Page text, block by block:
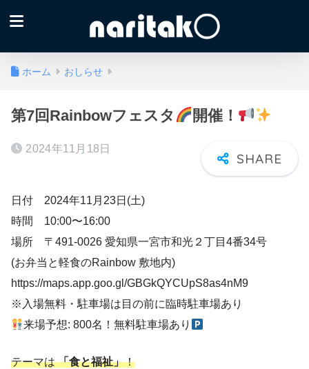
ホーム おしらせ
第7回Rainbowフェスタ 開催！
2024年11月18日
日付 2024年11月23日(土)
時間 10:00〜16:00
場所 〒491-0026 愛知県一宮市和光２丁目4番34号
(お弁当と軽食のRainbow 敷地内)
https://maps.app.goo.gl/GBGkQYCUpS8as4nM9
※入場無料・駐車場は目の前に臨時駐車場あり
来場予想: 800名！無料駐車場あり
テーマは「食と福祉」！